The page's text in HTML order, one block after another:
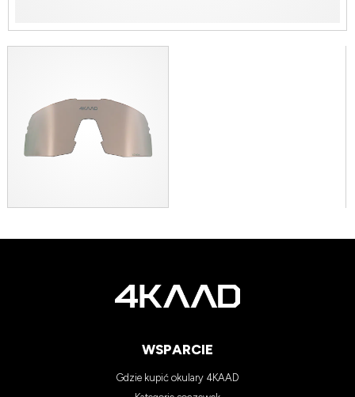
WSPARCIE
Gdzie kupić okulary 4KAAD